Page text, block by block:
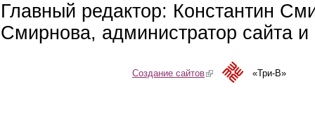
Главный редактор: Константин
Смирнова, администратор сайта
Создание сайтов(link is external)«Три-В»